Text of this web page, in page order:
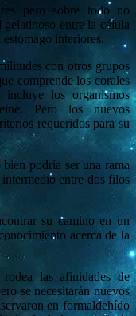
pero sobre todo no
gelatinoso entre la célula
interiores.
con otros grupos
comprende los corales
los organismos
Pero los nuevos
requeridos para su
podría ser una rama
entre dos filos
su camino en un
acerca de la
las afinidades de
se necesitarán nuevos
en formaldehído